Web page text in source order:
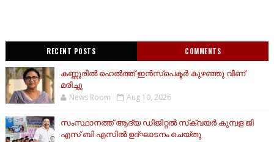
RECENT POSTS COMMENTS
കണ്ണൂരിൽ ഹെൽത്ത്‌ ഇൻസ്‌പെക്ടർ കുഴഞ്ഞു വീണ്
മരിച്ചു
News Room Aug 10, 2026
സംസ്ഥാനത്ത് ആദ്യ ഡിജിറ്റല്‍ സ്‌ക്വയര്‍ കുമ്പള ജി
എസ് ബി എസില്‍ ഉദ്ഘാടനം ചെയ്തു